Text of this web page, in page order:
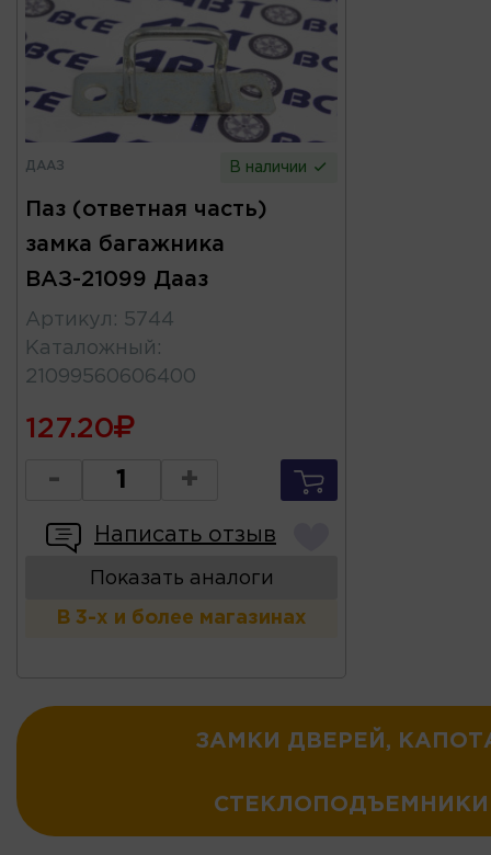
ДААЗ В наличии
Паз (ответная часть)
замка багажника
ВАЗ-21099 Дааз
Артикул : 5744
Каталожный :
21099560606400
127.20
- +
Написать отзыв
Показать аналоги
В 3-х и более магазинах
ЗАМКИ ДВЕРЕЙ,
СТЕКЛОПОДЪЕМНИКИ